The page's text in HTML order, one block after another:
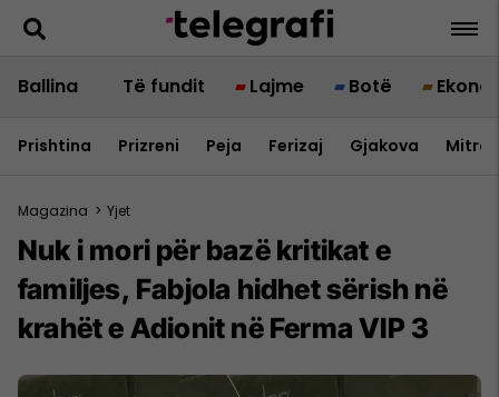
Ballina Të fundit Lajme Botë
Prishtina Prizreni Peja Ferizaj Gjakova
Magazina > Yjet
Nuk i mori për bazë kritikat e
familjes, Fabjola hidhet sërish në
krahët e Adionit në Ferma VIP 3